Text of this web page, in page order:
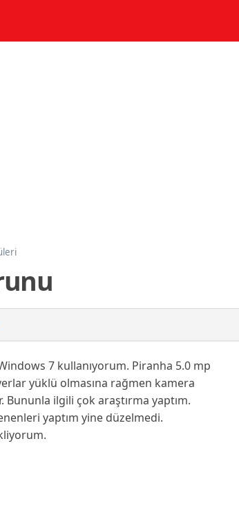
7 kullanıyorum. Piranha 5.0 mp
yüklü olmasına rağmen kamera
ilgili çok araştırma yaptım.
yaptım yine düzelmedi.